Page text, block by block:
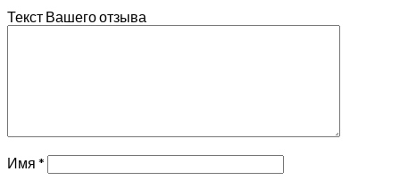
Текст Вашего отзыва
Имя *